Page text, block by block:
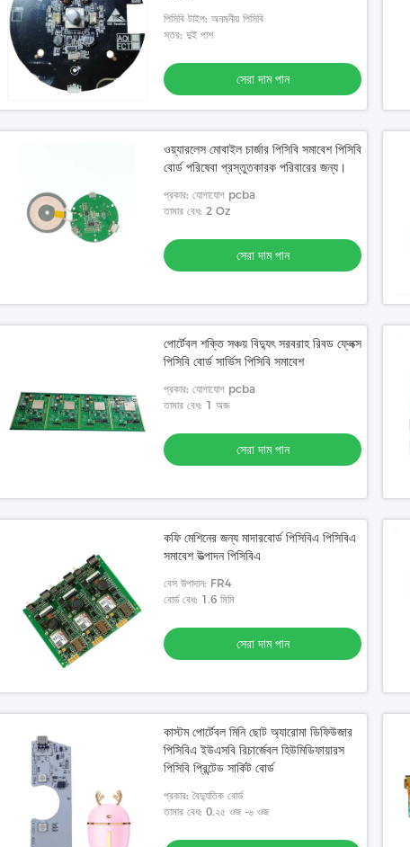
পিসিবি টাইপ: অনমনীয় পিসিবি
স্তর: দুই পাশ
সেরা দাম পান
ওয়্যারলেস মোবাইল চার্জার পিসিবি সমাবেশ পিসিবি
বোর্ড পরিষেবা প্রস্তুতকারক পরিবারের জন্য।
প্রকার: যোগাযোগ pcba
তামার বেধ: 2 Oz
সেরা দাম পান
পোর্টেবল শক্তি সঞ্চয় বিদ্যুৎ সরবরাহ রিবড ফ্লেক্স
পিসিবি বোর্ড সার্ভিস পিসিবি সমাবেশ
প্রকার: যোগাযোগ pcba
তামার বেধ: 1 অজ
সেরা দাম পান
কফি মেশিনের জন্য মাদারবোর্ড পিসিবিএ পিসিবিএ
সমাবেশ উত্পাদন পিসিবিএ
বেস উপাদান: FR4
বোর্ড বেধ: 1.6 মিমি
সেরা দাম পান
কাস্টম পোর্টেবল মিনি ছোট অ্যারোমা ডিফিউজার
পিসিবিএ ইউএসবি রিচার্জেবল হিউমিডিফায়ারস
পিসিবি প্রিন্টেড সার্কিট বোর্ড
প্রকার: বৈদ্যুতিক বোর্ড
তামার বেধ: 0.২৫ ওজ -৬ ওজ